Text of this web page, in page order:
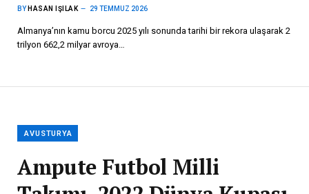
BY HASAN IŞILAK 29 TEMMUZ 2026
Almanya’nın kamu borcu 2025 yılı sonunda tarihi bir rekora ulaşarak 2
trilyon 662,2 milyar avroya…
AVUSTURYA
Ampute Futbol Milli